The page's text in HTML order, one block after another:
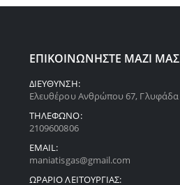
ΕΠΙΚΟΙΝΩΝΗΣΤΕ ΜΑΖΙ ΜΑΣ
ΔΙΕΥΘΥΝΣΗ:
Ελευθέρου Ανθρώπου 67, Γλυφάδα
ΤΗΛΕΦΩΝΟ:
2109600806
EMAIL:
maniatisgas@gmail.com
ΩΡΑΡΙΟ ΛΕΙΤΟΥΡΓΙΑΣ: